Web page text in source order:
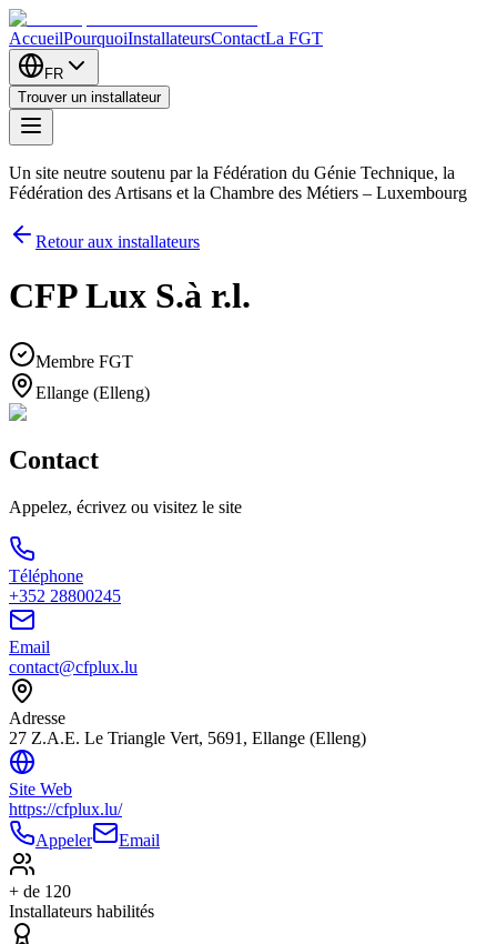
AccueilPourquoiInstallateursContactLa FGT
FR
Trouver un installateur
Un site neutre soutenu par la Fédération du Génie Technique, la
Fédération des Artisans et la Chambre des Métiers – Luxembourg
Retour aux installateurs
CFP Lux S.à r.l.
Membre FGT
Ellange (Elleng)
Contact
Appelez, écrivez ou visitez le site
Téléphone
+352 28800245
Email
contact@cfplux.lu
Adresse
27 Z.A.E. Le Triangle Vert, 5691, Ellange (Elleng)
Site Web
https://cfplux.lu/
Appeler
Email
+ de 120
Installateurs habilités